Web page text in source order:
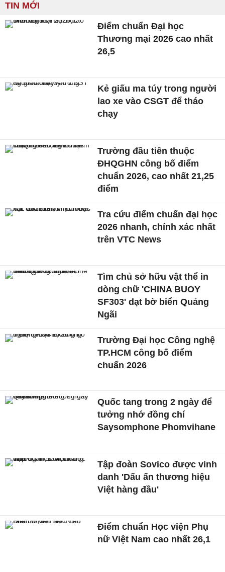
TIN MỚI
Điểm chuẩn Đại học
Thương mại 2026 cao nhất
26,5
Kẻ giấu ma túy trong người
lao xe vào CSGT để tháo
chạy
Trường đầu tiên thuộc
ĐHQGHN công bố điểm
chuẩn 2026, cao nhất 21,25
điểm
Tra cứu điểm chuẩn đại học
2026 nhanh, chính xác nhất
trên VTC News
Tìm chủ sở hữu vật thể in
dòng chữ 'CHINA BUOY
SF303' dạt bờ biển Quảng
Ngãi
Trường Đại học Công nghệ
TP.HCM công bố điểm
chuẩn 2026
Quốc tang trong 2 ngày để
tưởng nhớ đồng chí
Saysomphone Phomvihane
Tập đoàn Sovico được vinh
danh 'Dấu ấn thương hiệu
Việt hàng đầu'
Điểm chuẩn Học viện Phụ
nữ Việt Nam cao nhất 26,1